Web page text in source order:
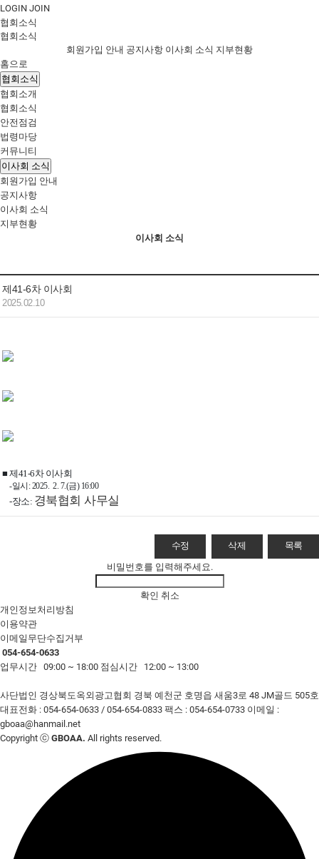
LOGIN JOIN
협회소식
협회소식
회원가입 안내 공지사항 이사회 소식 지부현황
홈으로
협회소식
협회소개
협회소식
안전점검
법령마당
커뮤니티
이사회 소식
회원가입 안내
공지사항
이사회 소식
지부현황
이사회 소식
제41-6차 이사회
2025.02.10
■ 제41-6차 이사회
-일시: 2025. 2. 7.(금) 16:00
-장소: 경북협회 사무실
수정 삭제
목록
비밀번호를 입력해주세요.
확인 취소
개인정보처리방침
이용약관
이메일무단수집거부
054-654-0633
업무시간 09:00 ~ 18:00 점심시간 12:00 ~ 13:00
사단법인 경상북도옥외광고협회 경북 예천군 호명읍 새움3로 48 JM골드 505호
대표전화 : 054-654-0633 / 054-654-0833 팩스 : 054-654-0733 이메일 :
gboaa@hanmail.net
Copyright ⓒ GBOAA. All rights reserved.